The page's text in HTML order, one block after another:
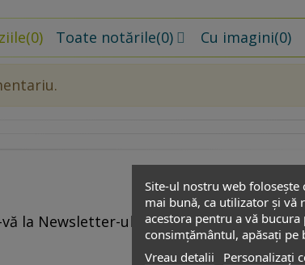
(0) Toate notările(0) Cu imagini(0)
Site-ul nostru web
mai bună, ca utilizator și vă
acestora pentru a vă
consimțământul, apăsați pe
Vreau detalii
Personalizați
la Newsletter-ul nostru pentru a fi